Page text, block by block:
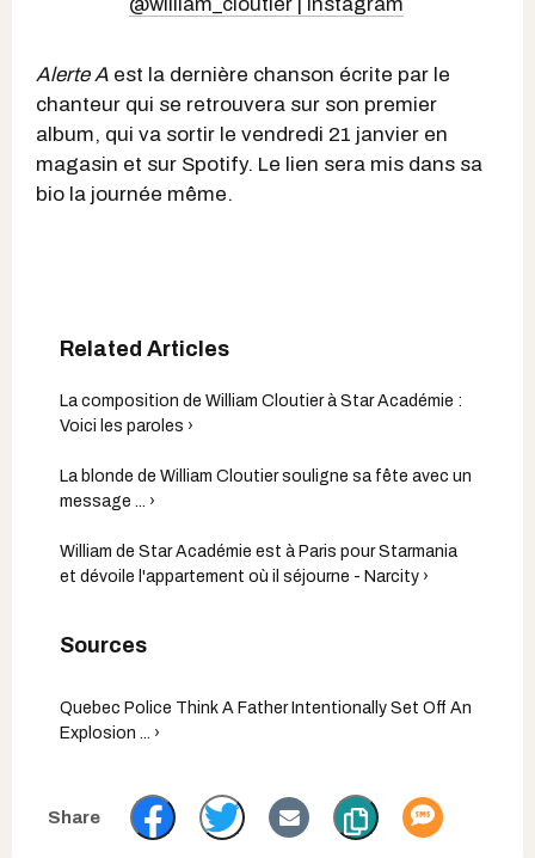
Alerte A est la dernière chanson écrite par le
chanteur qui se retrouvera sur son premier
album, qui va sortir le vendredi 21 janvier en
magasin et sur Spotify. Le lien sera mis dans sa
bio la journée même.
La composition de William Cloutier à Star Académie :
Voici les paroles ›
La blonde de William Cloutier souligne sa fête avec un
message ... ›
William de Star Académie est à Paris pour Starmania
et dévoile l'appartement où il séjourne - Narcity ›
Quebec Police Think A Father Intentionally Set Off An
Explosion ... ›